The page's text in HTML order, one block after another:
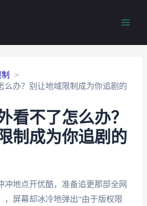
么办？别让地域限制成为你追剧的
看不了怎么办？
制成为你追剧的
冲地点开优酷，准备追更那部全网
，屏幕却冰冷地弹出“由于版权限